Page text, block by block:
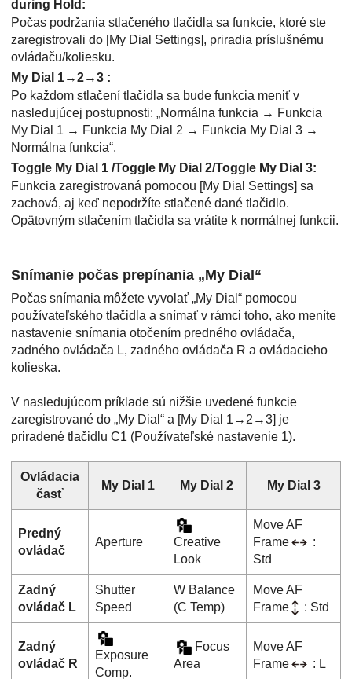
during Hold :
Počas podržania stlačeného tlačidla sa funkcie, ktoré ste
zaregistrovali do [My Dial Settings], priradia príslušnému
ovládaču/koliesku.
My Dial 1→2→3 :
Po každom stlačení tlačidla sa bude funkcia meniť v
nasledujúcej postupnosti: „Normálna funkcia → Funkcia
My Dial 1 → Funkcia My Dial 2 → Funkcia My Dial 3 →
Normálna funkcia“.
Toggle My Dial 1 /Toggle My Dial 2/Toggle My Dial 3:
Funkcia zaregistrovaná pomocou [My Dial Settings] sa
zachová, aj keď nepodržíte stlačené dané tlačidlo.
Opätovným stlačením tlačidla sa vrátite k normálnej funkcii.
Snímanie počas prepínania „My Dial“
Počas snímania môžete vyvolať „My Dial“ pomocou
používateľského tlačidla a snímať v rámci toho, ako meníte
nastavenie snímania otočením predného ovládača,
zadného ovládača L, zadného ovládača R a ovládacieho
kolieska.
V nasledujúcom príklade sú nižšie uvedené funkcie
zaregistrované do „My Dial“ a [My Dial 1→2→3] je
priradené tlačidlu C1 (Používateľské nastavenie 1).
Ovládacia
časť
My Dial 1 My Dial 2 My Dial 3
Predný
ovládač
Aperture
Creative
Look
Move AF
Frame
:
Std
Zadný
ovládač L
Shutter
Speed
W Balance
(C Temp)
Move AF
Frame
: Std
Zadný
ovládač R
Exposure
Comp.
Focus
Area
Move AF
Frame
: L